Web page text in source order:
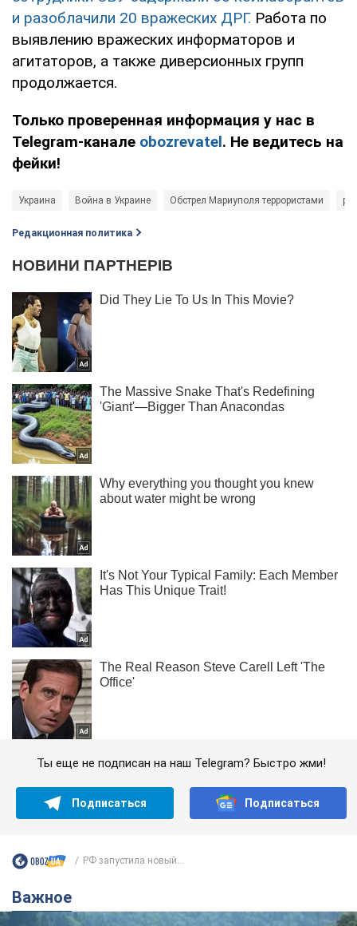
и разоблачили 20 вражеских ДРГ. Работа по
выявлению вражеских информаторов и
агитаторов, а также диверсионных групп
продолжается.
Только проверенная информация у нас в
Telegram-канале obozrevatel. Не ведитесь на
фейки!
Украина Война в Украине Обстрел Мариуполя террористами
Редакционная политика
Ты еще не подписан на наш Telegram? Быстро жми!
Подписаться Подписаться
РФ запустила новый...
Важное